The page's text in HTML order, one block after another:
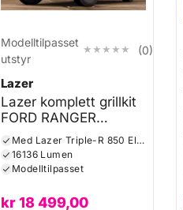
Modelltilpasset
utstyr
★★★★★
★★★★★ (0)
Lazer
Lazer komplett grillkit
FORD RANGER
RAPTOR 2023+
Med Lazer Triple-R 850 Elite
16136 Lumen
Modelltilpasset
kr18 499,00